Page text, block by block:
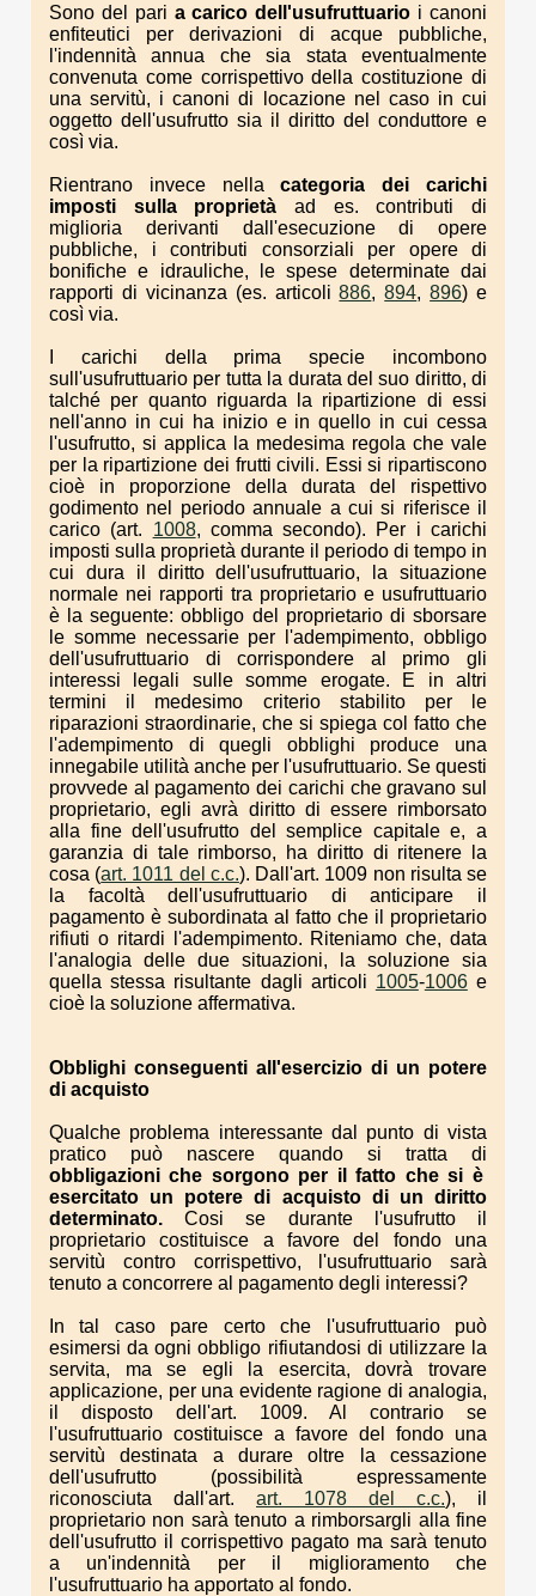
Sono del pari a carico dell'usufruttuario i canoni
enfiteutici per derivazioni di acque pubbliche,
l'indennità annua che sia stata eventualmente
convenuta come corrispettivo della costituzione di
una servitù, i canoni di locazione nel caso in cui
oggetto dell'usufrutto sia il diritto del conduttore e
così via.
Rientrano invece nellacategoria dei carichi
imposti sulla proprietà ad es. contributi di
miglioria derivanti dall'esecuzione di opere
pubbliche, i contributi consorziali per opere di
bonifiche e idrauliche, le spese determinate dai
rapporti di vicinanza (es. articoli886,894,896) e
così via.
I carichi della prima specie incombono
sull'usufruttuario per tutta la durata del suo diritto, di
talché per quanto riguarda la ripartizione di essi
nell'anno in cui ha inizio e in quello in cui cessa
l'usufrutto, si applica la medesima regola che vale
per la ripartizione dei frutti civili. Essi si ripartiscono
cioè in proporzione della durata del rispettivo
godimento nel periodo annuale a cui si riferisce il
carico (art. 1008, comma secondo). Per i carichi
imposti sulla proprietà durante il periodo di tempo in
cui dura il diritto dell'usufruttuario, la situazione
normale nei rapporti tra proprietario e usufruttuario
è la seguente: obbligo del proprietario di sborsare
le somme necessarie per l'adempimento, obbligo
dell'usufruttuario di corrispondere al primo gli
interessi legali sulle somme erogate. E in altri
termini il medesimo criterio stabilito per le
riparazioni straordinarie, che si spiega col fatto che
l'adempimento di quegli obblighi produce una
innegabile utilità anche per l'usufruttuario. Se questi
provvede al pagamento dei carichi che gravano sul
proprietario, egli avrà diritto di essere rimborsato
alla fine dell'usufrutto del semplice capitale e, a
garanzia di tale rimborso, ha diritto di ritenere la
cosa (art. 1011 del c.c.). Dall'art. 1009 non risulta se
la facoltà dell'usufruttuario di anticipare il
pagamento è subordinata al fatto che il proprietario
rifiuti o ritardi l'adempimento. Riteniamo che, data
l'analogia delle due situazioni, la soluzione sia
quella stessa risultante dagli articoli 1005-1006e
cioè la soluzione affermativa.
Obblighi conseguenti all'esercizio di un potere
di acquisto
Qualche problema interessante dal punto di vista
pratico può nascere quando si tratta di
obbligazioni che sorgono per il fatto che si è
esercitato un potere di acquisto di un diritto
determinato.Cosi se durante l'usufrutto il
proprietario costituisce a favore del fondo una
servitù contro corrispettivo, l'usufruttuario sarà
tenuto a concorrere al pagamento degli interessi?
In tal caso pare certo che l'usufruttuario può
esimersi da ogni obbligo rifiutandosi di utilizzare la
servita, ma se egli la esercita, dovrà trovare
applicazione, per una evidente ragione di analogia,
il disposto dell'art. 1009. Al contrario se
l'usufruttuario costituisce a favore del fondo una
servitù destinata a durare oltre la cessazione
dell'usufrutto (possibilità espressamente
riconosciuta dall'art. art. 1078 del c.c.), il
proprietario non sarà tenuto a rimborsargli alla fine
dell'usufrutto il corrispettivo pagato ma sarà tenuto
a un'indennità per il miglioramento che
l'usufruttuario ha apportato al fondo.